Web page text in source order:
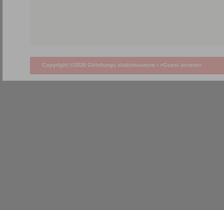
Copyright ©2026 Göteborgs stadsmuseum • <Guest access>